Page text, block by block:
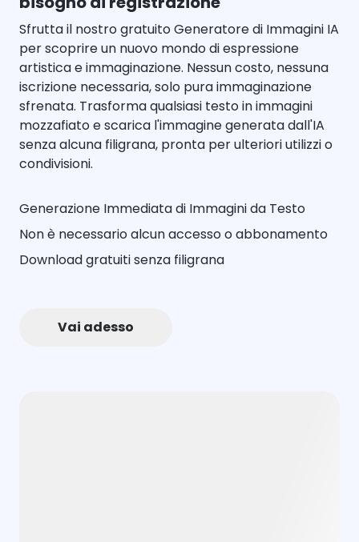
Sfrutta il nostro gratuito Generatore di Immagini IA
per scoprire un nuovo mondo di espressione
artistica e immaginazione. Nessun costo, nessuna
iscrizione necessaria, solo pura immaginazione
sfrenata. Trasforma qualsiasi testo in immagini
mozzafiato e scarica l'immagine generata dall'IA
senza alcuna filigrana, pronta per ulteriori utilizzi o
condivisioni.
Generazione Immediata di Immagini da Testo
Non è necessario alcun accesso o abbonamento
Download gratuiti senza filigrana
Vai adesso